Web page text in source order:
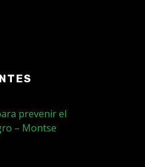
prevenir el
– Montse